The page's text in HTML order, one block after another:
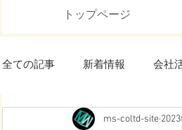
トップページ
全ての記事 新着情報 会社
ms-coltd-site